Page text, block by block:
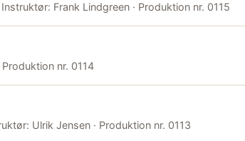
Frank Lindgreen · Produktion nr. 0115
nr. 0114
Ulrik Jensen · Produktion nr. 0113